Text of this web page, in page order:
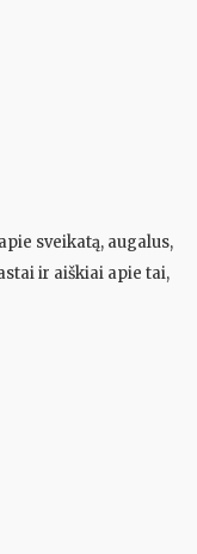
sveikatą, augalus,
ir aiškiai apie tai,